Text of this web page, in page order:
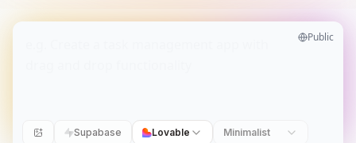
Public
Supabase Lovable Minimalist